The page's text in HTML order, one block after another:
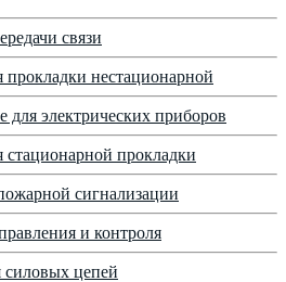
связи
нестационарной
для электрических приборов
прокладки
сигнализации
и контроля
силовых цепей